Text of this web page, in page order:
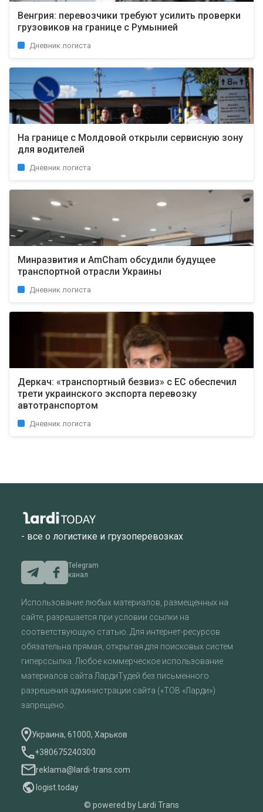
Венгрия: перевозчики требуют усилить проверки
грузовиков на границе с Румынией
Дневник логиста
На границе с Молдовой открыли сервисную зону
для водителей
Дневник логиста
Минразвития и AmCham обсудили будущее
транспортной отрасли Украины
Дневник логиста
Деркач: «транспортный безвиз» с ЕС обеспечил
трети украинского экспорта перевозку
автотранспортом
Дневник логиста
- все о логистике и грузоперевозках
Telegram
канал
Использование любых материалов, размещенных на
сайте, разрешается при условии ссылки на
соответствующую статью. Для интернет-ресурсов
обязательна прямая, открытая для поисковых систем
гиперссылка. Любое коммерческое использование
материалов сайта ЛардиТудей без письменного
разрешения администрации сайта («ТОВ «Ларди»)
запрещено.
Украина, 61000, Харьков
+380675240300
reklama@lardi-trans.com
logist.today
© powered by Lardi Trans